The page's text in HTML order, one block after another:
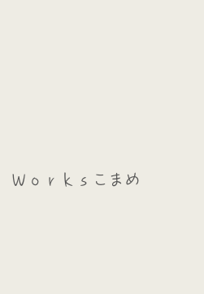
Ｗｏｒｋｓこまめ